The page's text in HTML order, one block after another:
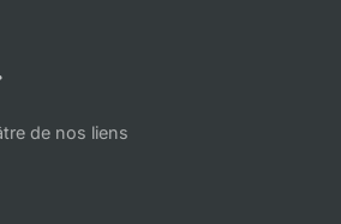
de nos liens